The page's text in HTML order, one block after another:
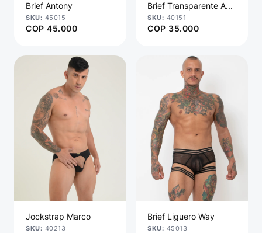
Brief Antony
45015
COP 45.000
Brief Transparente A...
40151
COP 35.000
Jockstrap Marco
40213
Brief Liguero Way
45013